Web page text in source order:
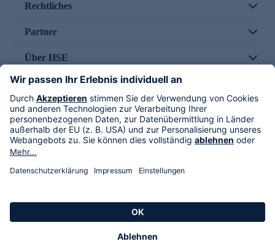
Rechtliches
Partner
Über HSE
Im TV
HSE International